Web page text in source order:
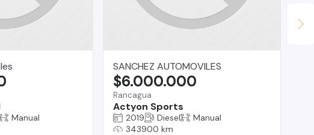
Manual
SANCHEZ AUTOMOVILES
Rancagua
Actyon Sports
$6.000.000
2019 Diesel
Manual
343900 km